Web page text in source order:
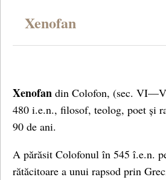
Xenofan
Xenofan din Colofon, (sec.
480 i.e.n., filosof, teolog, poet și
90 de ani.
A părăsit Colofonul în 545 î.e.n.
rătăcitoare a unui rapsod prin